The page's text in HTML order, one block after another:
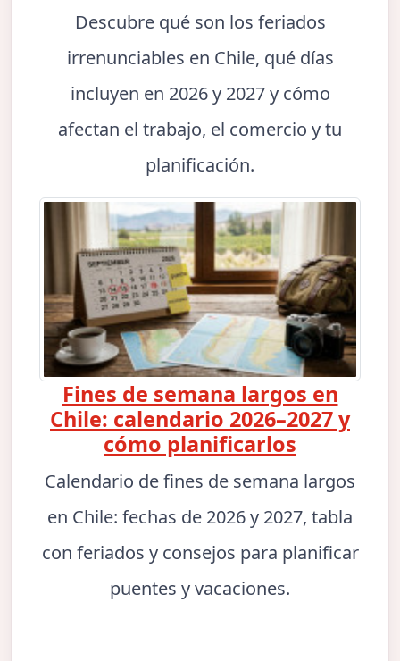
Descubre qué son los feriados
irrenunciables en Chile, qué días
incluyen en 2026 y 2027 y cómo
afectan el trabajo, el comercio y tu
planificación.
Fines de semana largos en
Chile: calendario 2026–2027 y
cómo planificarlos
Calendario de fines de semana largos
en Chile: fechas de 2026 y 2027, tabla
con feriados y consejos para planificar
puentes y vacaciones.